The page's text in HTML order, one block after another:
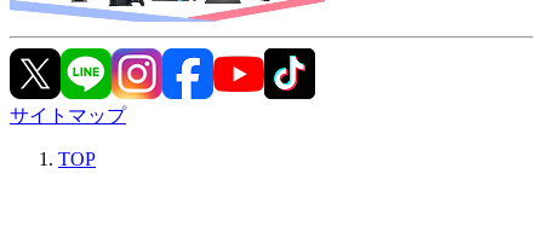
サイトマップ
TOP